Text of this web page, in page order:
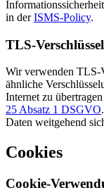
in derISMS-Policy.
TLS-
Wir verwenden TLS-
ähnliche
Internet zu
25 Absatz 1 DSGVO
Daten weitgehend
Cookies
Cookie-